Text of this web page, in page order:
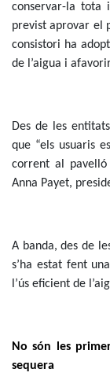
conservar-la tota
previst aprovar el
consistori ha
de l’aigua i
Des de les
que “els usuaris
corrent al pavelló
Anna Payet,
A banda, des de
s’ha estat fent
l’ús eficient de
No són les
sequera